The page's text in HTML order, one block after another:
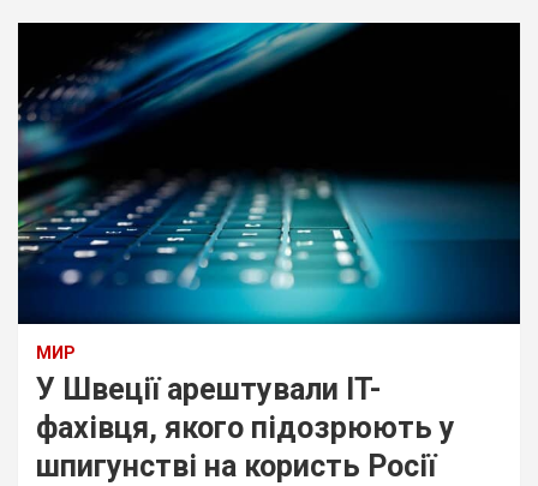
МИР
У Швеції арештували IT-
фахівця, якого підозрюють у
шпигунстві на користь Росії